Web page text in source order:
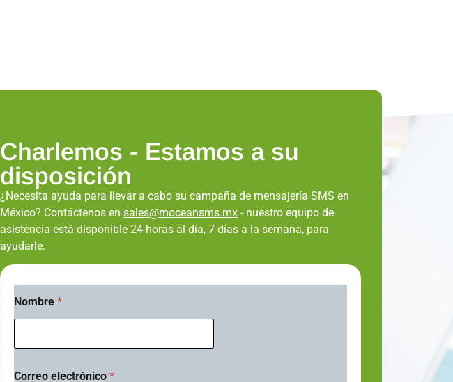
Charlemos - Estamos a su
disposición
¿Necesita ayuda para llevar a cabo su campaña de mensajería SMS en
México? Contáctenos ensales@moceansms.mx - nuestro equipo de
asistencia está disponible 24 horas al día, 7 días a la semana, para
ayudarle.
Nombre*
Correo electrónico*